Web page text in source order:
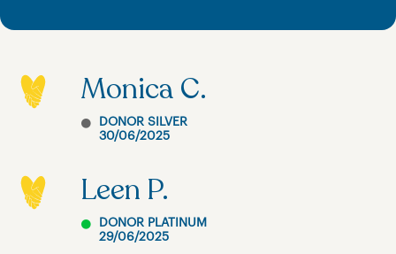
Monica C.
DONOR SILVER
30/06/2025
Leen P.
DONOR PLATINUM
29/06/2025